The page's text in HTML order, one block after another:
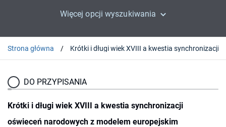
Więcej opcji wyszukiwania
Strona główna
DO PRZYPISANIA
Krótki i długi wiek XVIII a kwestia synchronizacji
oświeceń narodowych z modelem europejskim